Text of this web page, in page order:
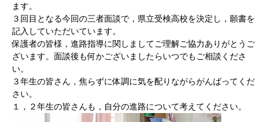
ます。
３回目となる今回の三者面談で，県立受検高校を決定し，願書を
記入していただいています。
保護者の皆様，進路指導に関しましてご理解ご協力ありがとうご
ざいます。面談後も何かございましたらいつでもご相談くださ
い。
３年生の皆さん，焦らずに体調に気を配りながらがんばってくだ
さい。
１，２年生の皆さんも，自分の進路について考えてください。